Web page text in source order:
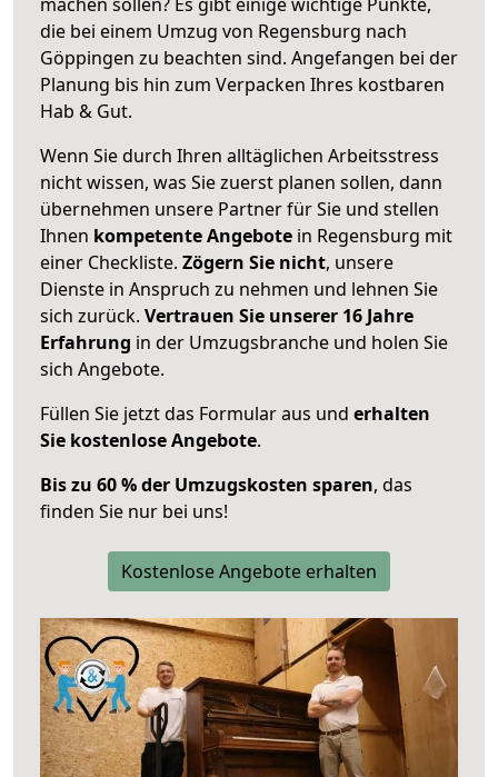
die bei einem Umzug von Regensburg nach
Göppingen zu beachten sind. Angefangen bei der
Planung bis hin zum Verpacken Ihres kostbaren
Hab & Gut.
Wenn Sie durch Ihren alltäglichen Arbeitsstress
nicht wissen, was Sie zuerst planen sollen, dann
übernehmen unsere Partner für Sie und stellen
Ihnen kompetente Angebote in Regensburg mit
einer Checkliste. Zögern Sie nicht, unsere
Dienste in Anspruch zu nehmen und lehnen Sie
sich zurück. Vertrauen Sie unserer 16 Jahre
Erfahrung in der Umzugsbranche und holen Sie
sich Angebote.
Füllen Sie jetzt das Formular aus und erhalten
Sie kostenlose Angebote.
Bis zu 60 % der Umzugskosten sparen, das
finden Sie nur bei uns!
Kostenlose Angebote erhalten